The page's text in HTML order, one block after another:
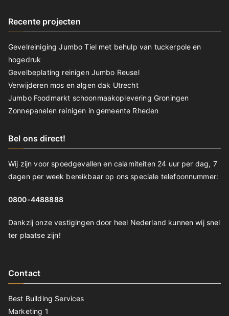
Recente projecten
Gevelreiniging Jumbo Tiel met behulp van tuckerpole en
hogedruk
Gevelbeplating reinigen Jumbo Reusel
Verwijderen mos en algen dak Utrecht
Jumbo Foodmarkt schoonmaakoplevering Groningen
Zonnepanelen reinigen in gemeente Rheden
Bel ons direct!
Wij zijn voor spoedgevallen en calamiteiten 24 uur per dag, 7
dagen per week bereikbaar op ons speciale telefoonnummer:
0800-4488888
Dankzij onze vestigingen door heel Nederland kunnen wij snel
ter plaatse zijn!
Contact
Best Building Services
Marketing 1